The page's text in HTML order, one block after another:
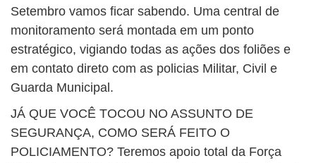
Setembro vamos ficar sabendo. Uma central de
monitoramento será montada em um ponto
estratégico, vigiando todas as ações dos foliões e
em contato direto com as policias Militar, Civil e
Guarda Municipal.
JÁ QUE VOCÊ TOCOU NO ASSUNTO DE
SEGURANÇA, COMO SERÁ FEITO O
POLICIAMENTO? Teremos apoio total da Força